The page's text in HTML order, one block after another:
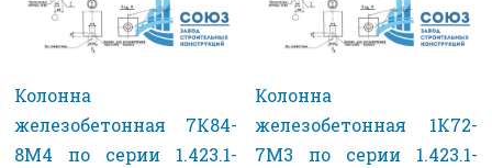
Колонна
железобетонная 7К84-
8М4 по серии 1.423.1-
Колонна
железобетонная 1К72-
7М3 по серии 1.423.1-